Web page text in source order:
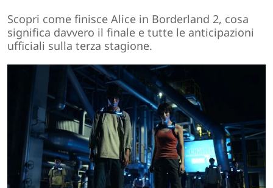
Scopri come finisce Alice in Borderland 2, cosa
significa davvero il finale e tutte le anticipazioni
ufficiali sulla terza stagione.